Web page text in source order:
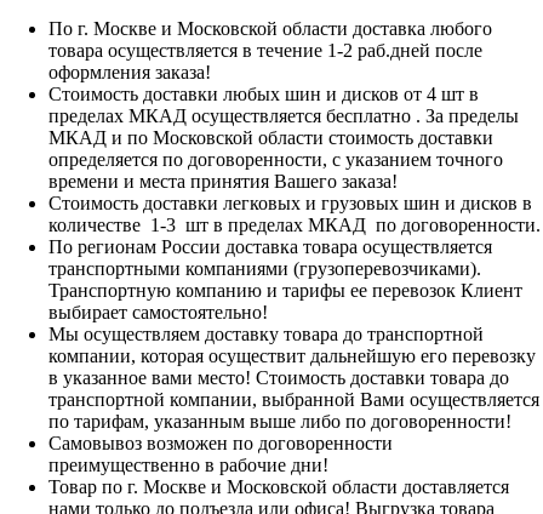
По г. Москве и Московской области доставка любого
товара осуществляется в течение 1-2 раб.дней после
оформления заказа!
Стоимость доставки любых шин и дисков от 4 шт в
пределах МКАД осуществляется бесплатно . За пределы
МКАД и по Московской области стоимость доставки
определяется по договоренности, с указанием точного
времени и места принятия Вашего заказа!
Стоимость доставки легковых и грузовых шин и дисков в
количестве 1-3 шт в пределах МКАД по договоренности.
По регионам России доставка товара осуществляется
транспортными компаниями (грузоперевозчиками).
Транспортную компанию и тарифы ее перевозок Клиент
выбирает самостоятельно!
Мы осуществляем доставку товара до транспортной
компании, которая осуществит дальнейшую его перевозку
в указанное вами место! Стоимость доставки товара до
транспортной компании, выбранной Вами осуществляется
по тарифам, указанным выше либо по договоренности!
Самовывоз возможен по договоренности
преимущественно в рабочие дни!
Товар по г. Москве и Московской области доставляется
нами только до подъезда или офиса! Выгрузка товара